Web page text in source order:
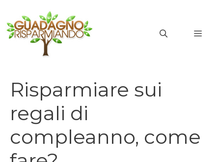
contenuto
Risparmiare sui
regali di
compleanno, come